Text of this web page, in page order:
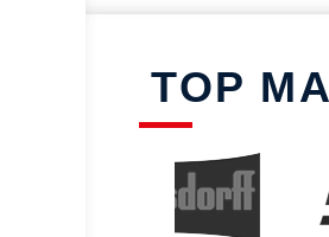
TOP